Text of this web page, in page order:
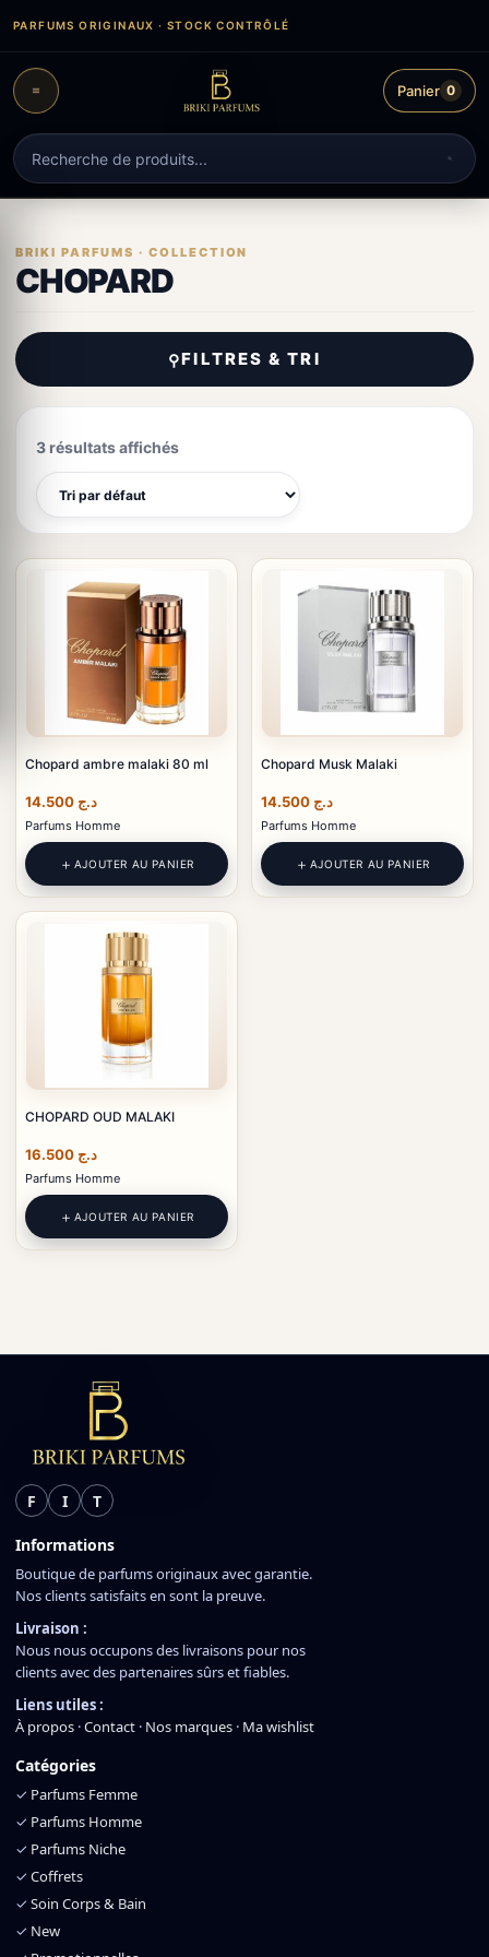
contenu
PARFUMS ORIGINAUX · STOCK CONTRÔLÉ
Recherche
de
produits
Panier 0
CHOPARD
⚲FILTRES & TRI
3 résultats affichés
Chopard ambre malaki 80 ml
د.ج
Parfums Homme
AJOUTER AU PANIER
Chopard Musk Malaki
د.ج
Parfums Homme
AJOUTER AU PANIER
CHOPARD OUD MALAKI
د.ج
Parfums Homme
AJOUTER AU PANIER
F I T
Informations
Boutique de parfums originaux avec garantie.
Nos clients satisfaits en sont la preuve.
Livraison :
Nous nous occupons des livraisons pour nos
clients avec des partenaires sûrs et fiables.
Liens utiles :
À propos ·Contact · Nos marques · Ma wishlist
Catégories
✓ Parfums Femme
✓ Parfums Homme
✓ Parfums Niche
✓ Coffrets
✓ Soin Corps & Bain
✓ New